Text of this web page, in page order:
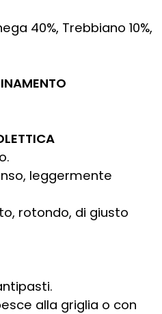
40%, Trebbiano 10%,
leggermente
rotondo, di giusto
alla griglia o con